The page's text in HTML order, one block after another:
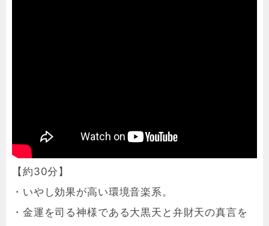
【約30分】
・いやし効果が高い環境音楽系。
・金運を司る神様である大黒天と弁財天の真言を